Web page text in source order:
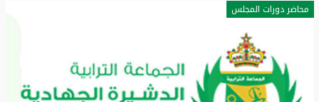
محاضر دورات المجلس